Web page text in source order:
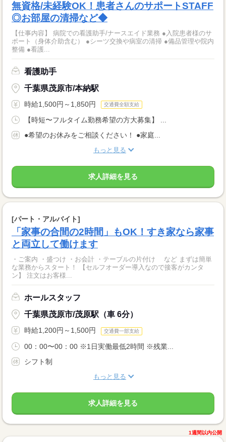
無資格/未経験OK！患者さんのサポートSTAFF
◎お部屋の清掃など◆
【仕事内容】 病院での看護助手/ナースエイド業務 ●入院患者様のサ
ポート（身体介助含む） ●シーツ交換や病室の清掃 ●備品管理や院内
整備 ●看護...
看護助手
千葉県茂原市/本納駅
時給1,500円～1,850円 交通費全額支給
【時短〜フルタイム勤務希望の方大募集】 ...
●希望のお休みをご相談ください！ ●家庭...
もっと見る
求人詳細を見る
[パート・アルバイト]
「家事の合間の2時間」もOK！すき家なら家事
と両立して働けます
・ご案内 ・盛つけ ・お会計 ・テーブルの片付け など まずは簡単
な業務からスタート！ 【セルフオーダー導入なので接客がカンタ
ン】 注文はお客様...
ホールスタッフ
千葉県茂原市/茂原駅（車 6分）
時給1,200円～1,500円 交通費一部支給
00：00〜00：00 ※1日実働最低2時間 ※残業...
シフト制
もっと見る
求人詳細を見る
1週間以内公開